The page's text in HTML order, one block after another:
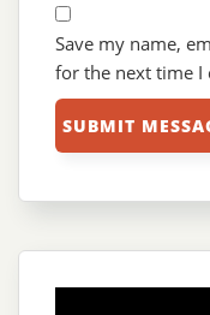
Save my name,
for the next time I